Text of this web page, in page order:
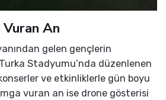
An
gelen gençlerin
Stadyumu’nda düzenlenen
ve etkinliklerle gün boyu
vuran an ise drone gösterisi